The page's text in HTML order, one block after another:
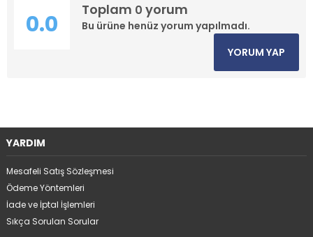
Toplam 0 yorum
Bu ürüne henüz yorum yapılmadı.
0.0
YORUM YAP
YARDIM
Mesafeli Satış Sözleşmesi
Ödeme Yöntemleri
İade ve İptal İşlemleri
Sıkça Sorulan Sorular